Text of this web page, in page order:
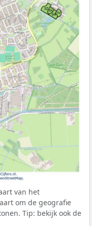
van het
om de geografie
Tip: bekijk ook de